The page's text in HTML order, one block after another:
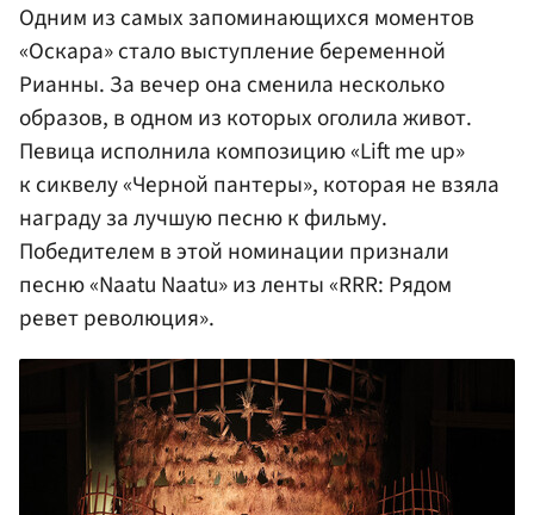
Одним из самых запоминающихся моментов
«Оскара» стало выступление беременной
Рианны. За вечер она сменила несколько
образов, в одном из которых оголила живот.
Певица исполнила композицию «Lift me up»
к сиквелу «Черной пантеры», которая не взяла
награду за лучшую песню к фильму.
Победителем в этой номинации признали
песню «Naatu Naatu» из ленты «RRR: Рядом
ревет революция».